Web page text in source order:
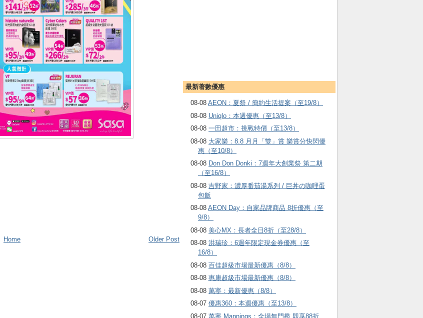
最新著數優惠
08-08 AEON：夏祭 / 簡約生活提案（至19/8）
08-08 Uniqlo：本週優惠（至13/8）
08-08 一田超市：挑戰特價（至13/8）
08-08 大家樂：8.8 月月「雙」賞 樂賞分快閃優
惠（至10/8）
08-08 Don Don Donki：7週年大創業祭 第二期
（至16/8）
08-08 吉野家：濃厚番茄湯系列 / 巨丼の咖哩蛋
包飯
08-08 AEON Day：自家品牌商品 8折優惠（至
9/8）
08-08 美心MX：長者全日8折（至28/8）
08-08 洪瑞珍：6週年限定現金券優惠（至
16/8）
08-08 百佳超級市場最新優惠（8/8）
08-08 惠康超級市場最新優惠（8/8）
08-08 萬寧：最新優惠（8/8）
08-07 優惠360：本週優惠（至13/8）
08-07 萬寧 Mannings：全場無門檻 即享88折
Older Post
Home